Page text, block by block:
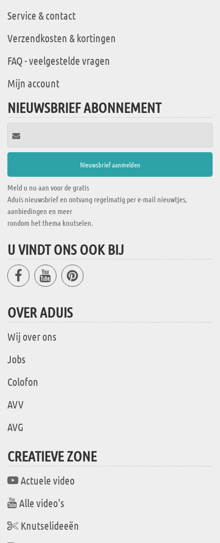
Service & contact
Verzendkosten & kortingen
FAQ - veelgestelde vragen
Mijn account
NIEUWSBRIEF ABONNEMENT
Meld u nu aan voor de gratis
Aduis nieuwsbrief en ontvang regelmatig per e-mail nieuwtjes,
aanbiedingen en meer
rondom het thema knutselen.
U VINDT ONS OOK BIJ
OVER ADUIS
Wij over ons
Jobs
Colofon
AVV
AVG
CREATIEVE ZONE
Actuele video
Alle video's
Knutselideeën